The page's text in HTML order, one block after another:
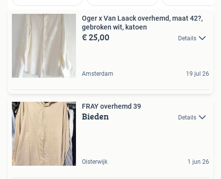
Oger x Van Laack overhemd, maat 42?,
gebroken wit, katoen
€ 25,00 Details
Amsterdam 19 jul 26
FRAY overhemd 39
Bieden Details
Oisterwijk 1 jun 26